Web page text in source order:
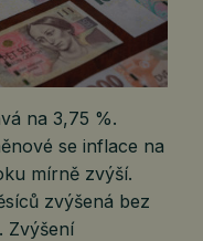
na 3,75 %.
se inflace na
mírně zvýší.
zvýšená bez
Zvýšení